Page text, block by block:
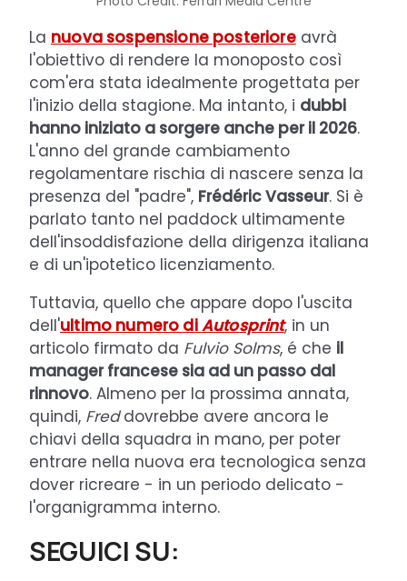
La nuova sospensione posterioreavrà
l'obiettivo di rendere la monoposto così
com'era stata idealmente progettata per
l'inizio della stagione. Ma intanto, i dubbi
hanno iniziato a sorgere anche per il 2026.
L'anno del grande cambiamento
regolamentare rischia di nascere senza la
presenza del "padre", FrédéricVasseur. Si è
parlato tanto nel paddock ultimamente
dell'insoddisfazione della dirigenza italiana
e di un'ipotetico licenziamento.
Tuttavia, quello che appare dopo l'uscita
dell'ultimo numero diAutosprint, in un
articolo firmato da Fulvio Solms, é che il
manager francese sia ad un passo dal
rinnovo. Almeno per la prossima annata,
quindi, Freddovrebbe avere ancora le
chiavi della squadra in mano, per poter
entrare nella nuova era tecnologica senza
dover ricreare - in un periodo delicato -
l'organigramma interno.
SEGUICI SU: